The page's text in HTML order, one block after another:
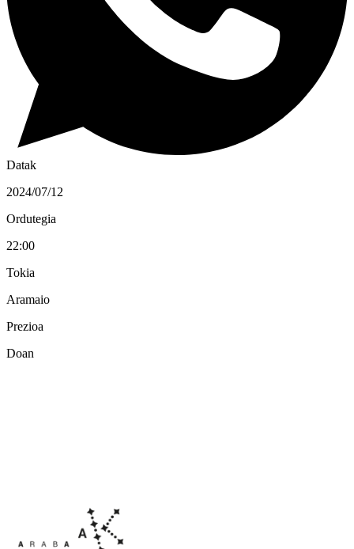
Datak
2024/07/12
Ordutegia
22:00
Tokia
Aramaio
Prezioa
Doan